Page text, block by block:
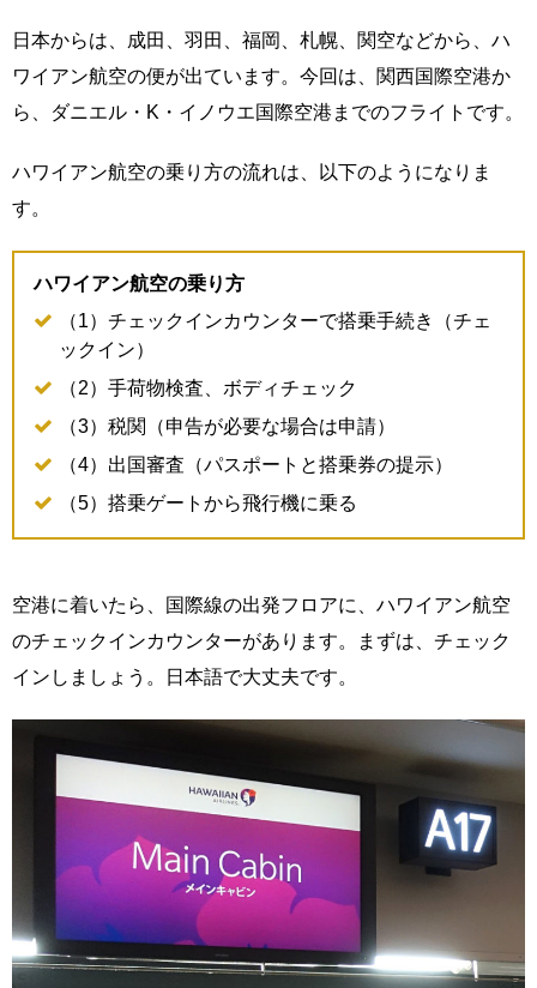
日本からは、成田、羽田、福岡、札幌、関空などから、ハ
ワイアン航空の便が出ています。今回は、関西国際空港か
ら、ダニエル・K・イノウエ国際空港までのフライトです。
ハワイアン航空の乗り方の流れは、以下のようになりま
す。
ハワイアン航空の乗り方
（1）チェックインカウンターで搭乗手続き（チェ
ックイン）
（2）手荷物検査、ボディチェック
（3）税関（申告が必要な場合は申請）
（4）出国審査（パスポートと搭乗券の提示）
（5）搭乗ゲートから飛行機に乗る
空港に着いたら、国際線の出発フロアに、ハワイアン航空
のチェックインカウンターがあります。まずは、チェック
インしましょう。日本語で大丈夫です。